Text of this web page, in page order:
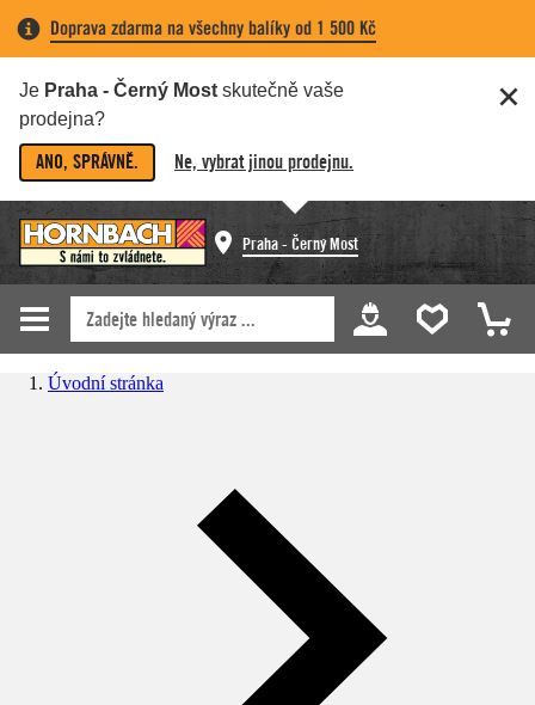
Doprava zdarma na všechny balíky od 1 500 Kč
Je Praha - Černý Most skutečně vaše
prodejna?
ANO, SPRÁVNĚ. Ne, vybrat jinou prodejnu.
Praha - Černý Most
Úvodní stránka